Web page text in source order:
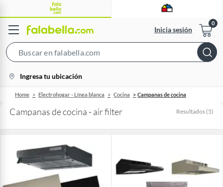
Inicia sesión
Bar
location-
icon
Ingresa tu ubicación
Home Electrohogar - Línea blanca Cocina Campanas de cocina
Campanas de cocina - air filter Resultados (5)